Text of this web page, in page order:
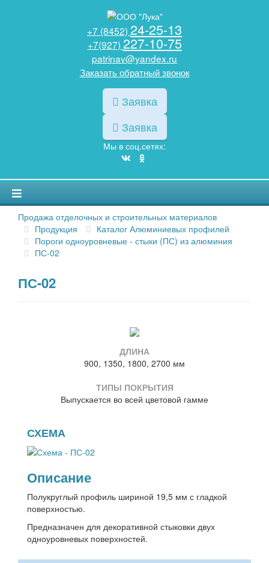
+7 (8452) 24-25-13
+7(927) 227-10-75
patrinav@yandex.ru
Заказать обратный звонок
Заявка
Заявка
Мы в соц.сетях:
Продажа отделочных и строительных материалов
Продукция
Каталог Алюминиевых профилей
Пороги одноуровневые - стыки (ПС) из алюминия
ПС-02
ПС-02
ДЛИНА
900, 1350, 1800, 2700 мм
ТИПЫ ПОКРЫТИЯ
Выпускается во всей цветовой гамме
СХЕМА
Описание
Полукруглый профиль шириной 19,5 мм с гладкой
поверхностью.
Предназначен для декоративной стыковки двух
одноуровневых поверхностей.